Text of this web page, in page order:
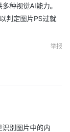
种视觉AI能力。
判定图片PS过就
举报
别图片中的内